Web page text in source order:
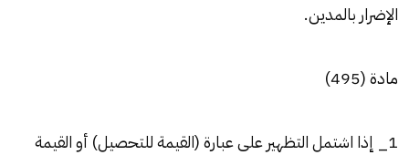
الإضرار بالمدين.
مادة (495)
1_ إذا اشتمل التظهير على عبارة (القيمة للتحصيل) أو القيمة